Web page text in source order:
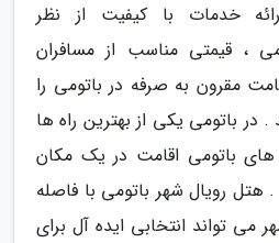
خدمات با کیفیت از نظر
، قیمتی مناسب از مسافران
مقرون به صرفه در باتومی را
. در باتومی یکی از بهترین راه ها
باتومی اقامت در یک مکان
رویال شهر باتومی با فاصله
شهر می تواند انتخابی ایده آل برای